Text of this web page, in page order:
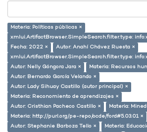
Materia: Políticas públicas ×
xmlui.ArtifactBrowser.SimpleSearch.filter.type:
Fecha: 2022 ×
Autor: Anahí Chávez Ruesta ×
xmlui.ArtifactBrowser.SimpleSearch.filter.type:
Autor: Nelly Góngora Jara ×
Materia: Recursos
Autor: Bernardo García Velando ×
Autor: Lady Sihuay Castillo (autor principal) ×
Materia: Reconomiento de aprendizajes ×
Autor: Cristhian Pacheco Castillo ×
Materia:
Materia: http://purl.org/pe-repo/ocde/ford#5.03.01 ×
Autor: Stephanie Barboza Tello ×
Materia: